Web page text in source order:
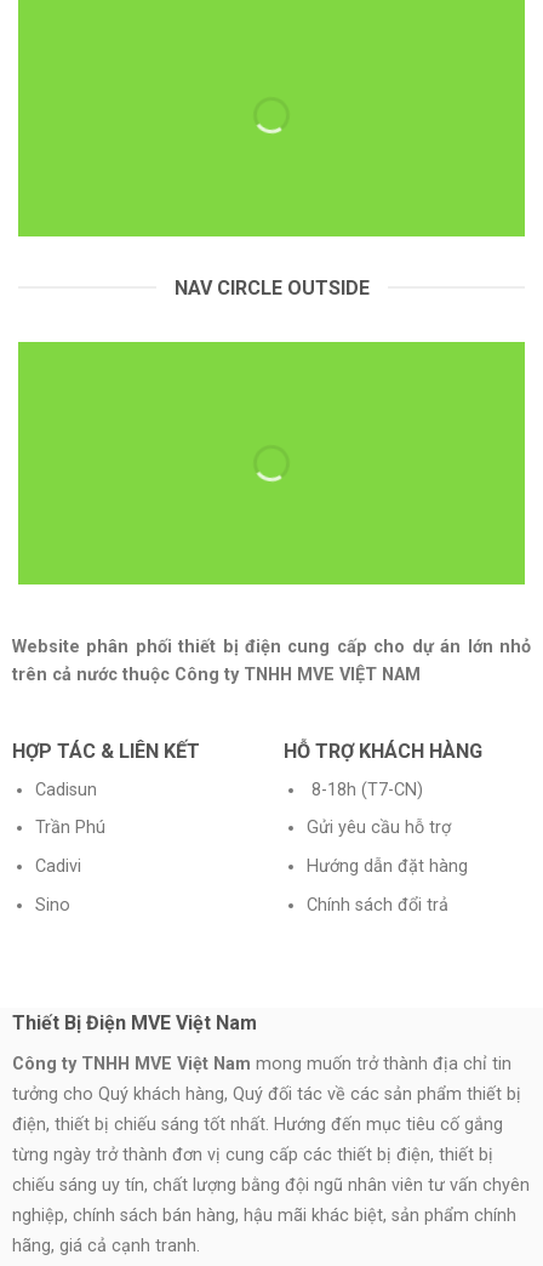
NAV CIRCLE OUTSIDE
Website phân phối thiết bị điện cung cấp cho dự án lớn nhỏ
trên cả nước thuộc Công ty TNHH MVE VIỆT NAM
HỖ TRỢ KHÁCH HÀNG
8-18h (T7-CN)
Gửi yêu cầu hỗ trợ
Hướng dẫn đặt hàng
Chính sách đổi trả
HỢP TÁC & LIÊN KẾT
Cadisun
Trần Phú
Cadivi
Sino
Thiết Bị Điện MVE Việt Nam
Công ty TNHH MVE Việt Nam mong muốn trở thành địa chỉ tin
tưởng cho Quý khách hàng, Quý đối tác về các sản phẩm thiết bị
điện, thiết bị chiếu sáng tốt nhất. Hướng đến mục tiêu cố gắng
từng ngày trở thành đơn vị cung cấp các thiết bị điện, thiết bị
chiếu sáng uy tín, chất lượng bằng đội ngũ nhân viên tư vấn chyên
nghiệp, chính sách bán hàng, hậu mãi khác biệt, sản phẩm chính
hãng, giá cả cạnh tranh.